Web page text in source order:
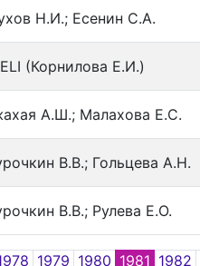
Н.И.; Есенин С.А.
(Корнилова Е.И.)
А.Ш.; Малахова Е.С.
В.В.; Гольцева А.Н.
В.В.; Рулева Е.О.
1979 1980 1981 1982